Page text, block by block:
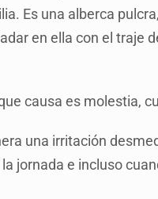
Es una alberca
en ella con el traje
causa es molestia,
una irritación
jornada e incluso